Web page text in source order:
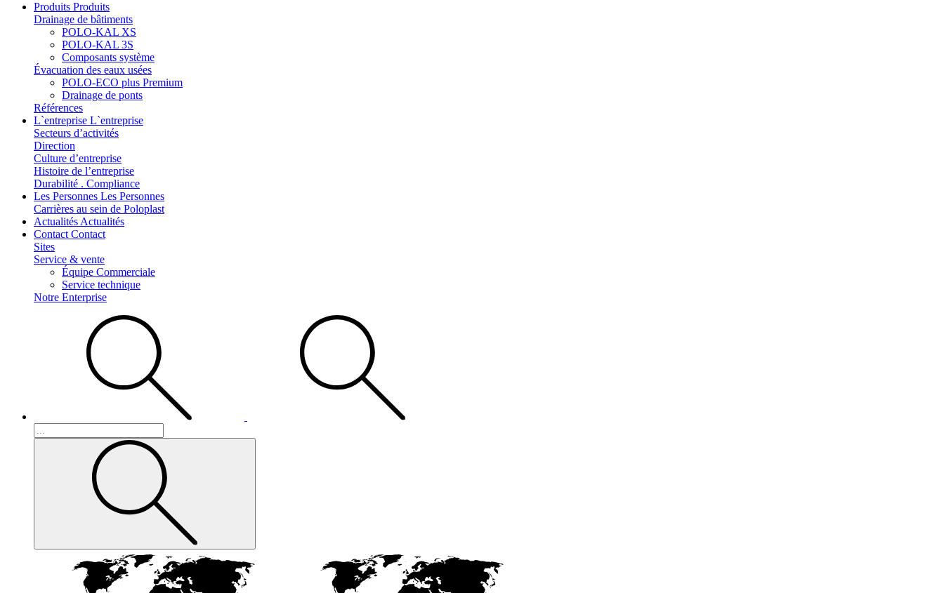
Produits Produits
Drainage de bâtiments
POLO-KAL XS
POLO-KAL 3S
Composants système
Évacuation des eaux usées
POLO-ECO plus Premium
Drainage de ponts
Références
L`entreprise L`entreprise
Secteurs d’activités
Direction
Culture d’entreprise
Histoire de l’entreprise
Durabilité . Compliance
Les Personnes Les Personnes
Carrières au sein de Poloplast
Actualités Actualités
Contact Contact
Sites
Service & vente
Équipe Commerciale
Service technique
Notre Enterprise